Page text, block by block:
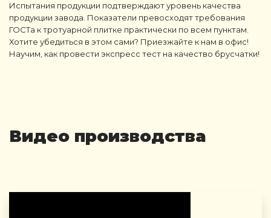
Испытания продукции подтверждают уровень качества
продукции завода. Показатели превосходят требования
ГОСТа к тротуарной плитке практически по всем пунктам.
Хотите убедиться в этом сами? Приезжайте к нам в офис!
Научим, как провести экспресс тест на качество брусчатки!
Видео производства